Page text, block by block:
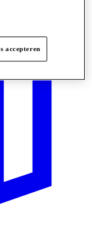
accepteren